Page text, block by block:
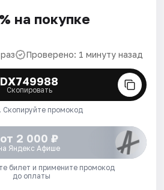
на покупке
Проверено: 1 минуту назад
DX749988
Скопировать
Скопируйте промокод
от 2 000 ₽
Яндекс Афише
билет и примените промокод
до оплаты